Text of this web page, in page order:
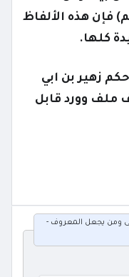
فإن هذه الألفاظ
كلها.
زهير بن ابي
وورد قابل
ومن يجعل المعروف -